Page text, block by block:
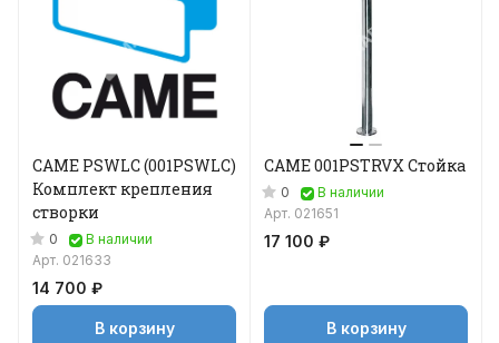
CAME PSWLC (001PSWLC)
Комплект крепления
створки
0
В наличии
Арт. 021633
14 700 ₽
В корзину
CAME 001PSTRVX Стойка
0
В наличии
Арт. 021651
17 100 ₽
В корзину